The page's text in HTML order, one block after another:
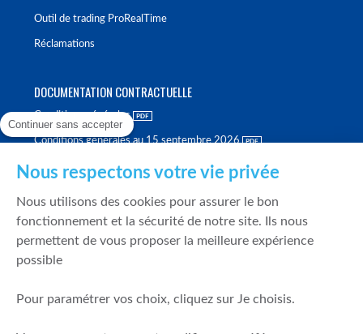
Outil de trading ProRealTime
Réclamations
DOCUMENTATION CONTRACTUELLE
Conditions générales
Conditions générales au 15 septembre 2026
Politique de meilleure sélection
Politique de durabilité
Fonds de garantie des dépôts et de résolution
Continuer sans accepter
Nous respectons votre vie privée
Nous utilisons des cookies pour assurer le bon
fonctionnement et la sécurité de notre site. Ils nous
permettent de vous proposer la meilleure expérience
possible
Pour paramétrer vos choix, cliquez sur Je choisis.